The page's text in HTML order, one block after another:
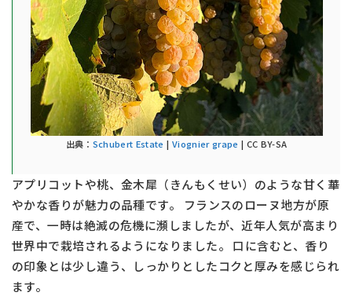
出典： Schubert Estate | Viognier grape | CC BY-SA
アプリコットや桃、金木犀（きんもくせい）のような甘く華
やかな香りが魅力の品種です。 フランスのローヌ地方が原
産で、一時は絶滅の危機に瀕しましたが、近年人気が高まり
世界中で栽培されるようになりました。 口に含むと、香り
の印象とは少し違う、しっかりとしたコクと厚みを感じられ
ます。